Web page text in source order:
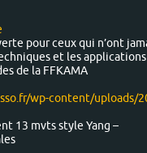
pour ceux qui n’ont
et les
de la FFKAMA
wp-content/uploads/
13 mvts style Yang –